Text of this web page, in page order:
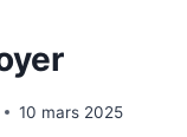
10 mars 2025